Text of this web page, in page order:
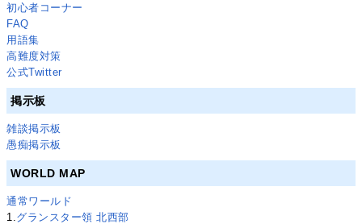
初心者コーナー
FAQ
用語集
高難度対策
公式Twitter
掲示板
雑談掲示板
愚痴掲示板
WORLD MAP
通常ワールド
1. グランスター領 北西部